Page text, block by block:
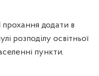
додати в
розподілу освітньої
пункти.